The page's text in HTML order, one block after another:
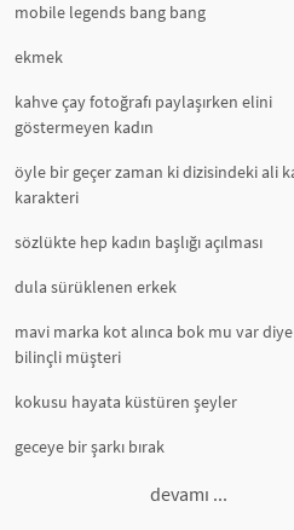
mobile legends bang bang
ekmek
kahve çay fotoğrafı paylaşırken elini
göstermeyen kadın
öyle bir geçer zaman ki dizisindeki ali
karakteri
sözlükte hep kadın başlığı açılması
dula sürüklenen erkek
mavi marka kot alınca bok mu var
bilinçli müşteri
kokusu hayata küstüren şeyler
geceye bir şarkı bırak
devamı ...